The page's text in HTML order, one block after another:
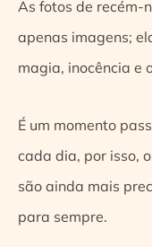
As fotos de recém-
apenas imagens;
magia, inocência e
É um momento
cada dia, por isso,
são ainda mais
para sempre.